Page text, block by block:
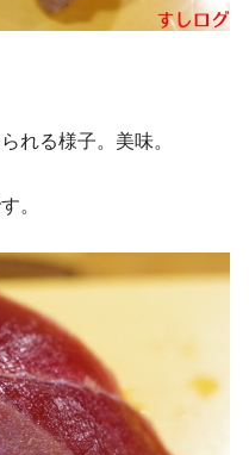
れる様子。美味。
。